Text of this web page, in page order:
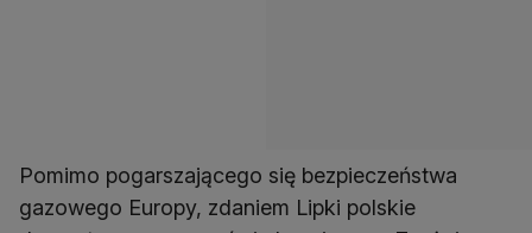
Pomimo pogarszającego się bezpieczeństwa
gazowego Europy, zdaniem Lipki polskie